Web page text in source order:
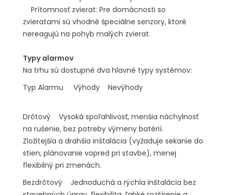
Prítomnosť zvierat: Pre domácnosti so
zvieratami sú vhodné špeciálne senzory, ktoré
nereagujú na pohyb malých zvierat.
Typy alarmov
Na trhu sú dostupné dva hlavné typy systémov:
Typ Alarmu Výhody Nevýhody
Drôtový Vysoká spoľahlivosť, menšia náchylnosť
na rušenie, bez potreby výmeny batérií.
Zložitejšia a drahšia inštalácia (vyžaduje sekanie do
stien, plánovanie vopred pri stavbe), menej
flexibilný pri zmenách.
Bezdrôtový Jednoduchá a rýchla inštalácia bez